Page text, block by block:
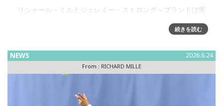
リシャール・ミルとジェレミー・ストロング～ブランドは実
一族〜』『アプレンティス』で高い評価を受ける実力派俳優
ローブ賞、クリティ
続きを読む
NEWS 2026.6.24
From : RICHARD MILLE